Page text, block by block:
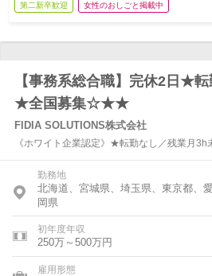
第二新卒歓迎 女性のおしごと掲載中
【事務系総合職】完休2日★
★全国募集☆★★
FIDIA SOLUTIONS株式会社
《ホワイト企業認定》★転勤なし／残業月3h
勤務地
北海道、宮城県、埼玉県、東京都、
岡県
初年度年収
250万～500万円
雇用形態